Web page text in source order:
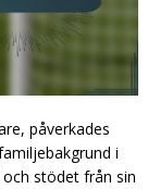
påverkades
i
stödet från sin